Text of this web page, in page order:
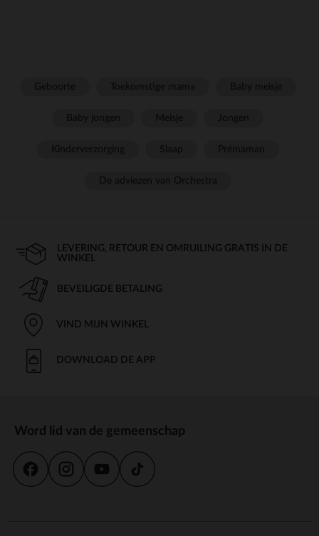
LEVERING, RETOUR EN OMRUILING GRATIS IN DE
WINKEL
BEVEILIGDE BETALING
VIND MIJN WINKEL
DOWNLOAD DE APP
Word lid van de gemeenschap